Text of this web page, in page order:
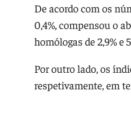
De acordo com os
0,4%, compensou o
homólogas de 2,9% e
Por outro lado, os
respetivamente, em